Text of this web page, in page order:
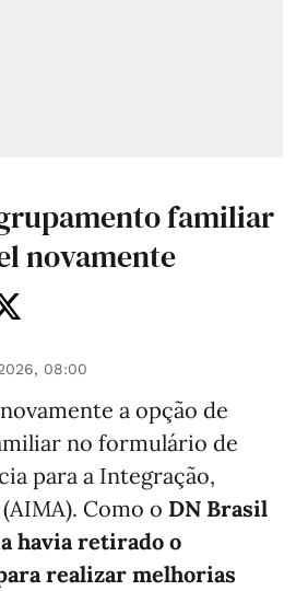
familiar
novamente
08:00
a opção de
no formulário de
para a Integração,
Como o DN Brasil
havia retirado o
realizar melhorias